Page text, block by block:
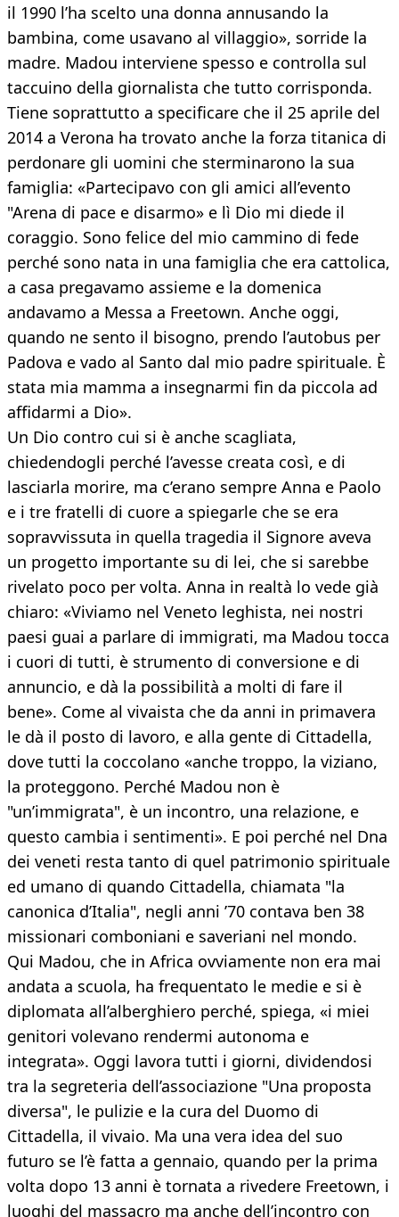
il 1990 l’ha scelto una donna annusando la
bambina, come usavano al villaggio», sorride la
madre. Madou interviene spesso e controlla sul
taccuino della giornalista che tutto corrisponda.
Tiene soprattutto a specificare che il 25 aprile del
2014 a Verona ha trovato anche la forza titanica di
perdonare gli uomini che sterminarono la sua
famiglia: «Partecipavo con gli amici all’evento
"Arena di pace e disarmo» e lì Dio mi diede il
coraggio. Sono felice del mio cammino di fede
perché sono nata in una famiglia che era cattolica,
a casa pregavamo assieme e la domenica
andavamo a Messa a Freetown. Anche oggi,
quando ne sento il bisogno, prendo l’autobus per
Padova e vado al Santo dal mio padre spirituale. È
stata mia mamma a insegnarmi fin da piccola ad
affidarmi a Dio».
Un Dio contro cui si è anche scagliata,
chiedendogli perché l’avesse creata così, e di
lasciarla morire, ma c’erano sempre Anna e Paolo
e i tre fratelli di cuore a spiegarle che se era
sopravvissuta in quella tragedia il Signore aveva
un progetto importante su di lei, che si sarebbe
rivelato poco per volta. Anna in realtà lo vede già
chiaro: «Viviamo nel Veneto leghista, nei nostri
paesi guai a parlare di immigrati, ma Madou tocca
i cuori di tutti, è strumento di conversione e di
annuncio, e dà la possibilità a molti di fare il
bene». Come al vivaista che da anni in primavera
le dà il posto di lavoro, e alla gente di Cittadella,
dove tutti la coccolano «anche troppo, la viziano,
la proteggono. Perché Madou non è
"un’immigrata", è un incontro, una relazione, e
questo cambia i sentimenti». E poi perché nel Dna
dei veneti resta tanto di quel patrimonio spirituale
ed umano di quando Cittadella, chiamata "la
canonica d’Italia", negli anni ’70 contava ben 38
missionari comboniani e saveriani nel mondo.
Qui Madou, che in Africa ovviamente non era mai
andata a scuola, ha frequentato le medie e si è
diplomata all’alberghiero perché, spiega, «i miei
genitori volevano rendermi autonoma e
integrata». Oggi lavora tutti i giorni, dividendosi
tra la segreteria dell’associazione "Una proposta
diversa", le pulizie e la cura del Duomo di
Cittadella, il vivaio. Ma una vera idea del suo
futuro se l’è fatta a gennaio, quando per la prima
volta dopo 13 anni è tornata a rivedere Freetown, i
luoghi del massacro ma anche dell’incontro con